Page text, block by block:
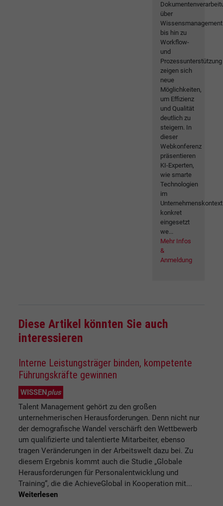
über
Wissensmanagement
bis hin zu
Workflow-
und
Prozessunterstützung
zeigen sich
neue
Möglichkeiten,
um Effizienz
und Qualität
deutlich zu
steigern. In
dieser
Webkonferenz
präsentieren
KI-Experten,
wie smarte
Technologien
im
Unternehmenskontext
konkret
eingesetzt
we...
Mehr Infos
&
Anmeldung
Diese Artikel könnten Sie auch
interessieren
Interne Leistungsträger binden, kompetente
Führungskräfte gewinnen
WISSENplus
Talent Management gehört zu den großen
unternehmerischen Herausforderungen. Denn nicht nur
der demografische Wandel verschärft den Wettbewerb
um qualifizierte und talentierte Mitarbeiter, ebenso
tragen Veränderungen in der Arbeitswelt dazu bei. Zu
diesem Ergebnis kommt auch die Studie „Globale
Herausforderungen für Personalentwicklung und
Training“, die die AchieveGlobal in Kooperation mit...
Weiterlesen